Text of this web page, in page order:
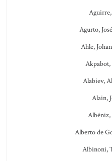
Agurto,
Ahle,
Akpabot,
Alabiev,
Alain,
Albéniz,
Alberto de
Albinoni,